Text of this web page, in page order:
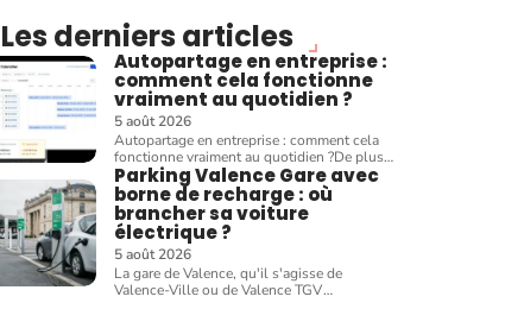
Les derniers articles
Autopartage en entreprise :
comment cela fonctionne
vraiment au quotidien ?
5 août 2026
Autopartage en entreprise : comment cela
fonctionne vraiment au quotidien ?De plus…
Parking Valence Gare avec
borne de recharge : où
brancher sa voiture
électrique ?
5 août 2026
La gare de Valence, qu'il s'agisse de
Valence-Ville ou de Valence TGV…